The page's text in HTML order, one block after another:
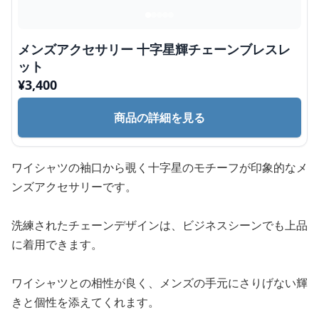
メンズアクセサリー 十字星輝チェーンブレスレ
ット
¥3,400
商品の詳細を見る
ワイシャツの袖口から覗く十字星のモチーフが印象的なメ
ンズアクセサリーです。
洗練されたチェーンデザインは、ビジネスシーンでも上品
に着用できます。
ワイシャツとの相性が良く、メンズの手元にさりげない輝
きと個性を添えてくれます。